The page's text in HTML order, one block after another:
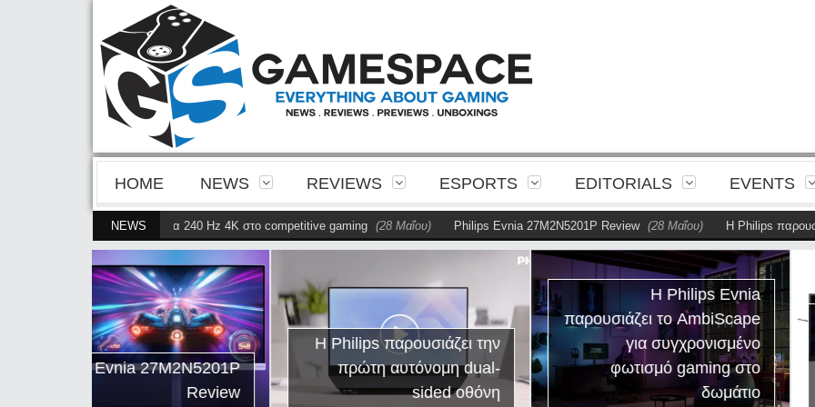
HOME NEWS REVIEWS ESPORTS EDITORIALS EVENTS
NEWS
QD-OLED και ταχύτητα 240 Hz 4K στο competitive gaming (28 Μαΐου) Philips Evnia 27M2N5201P Review (28 Μαΐου) Η Philips παρουσιάζει
Η Philips παρουσιάζει την
πρώτη αυτόνομη dual-
sided οθόνη
Η Philips Evnia
παρουσιάζει το AmbiScape
για συγχρονισμένο
φωτισμό gaming στο
δωμάτιο
Philips
Review: Το
εργαλείο που
τρόπο που